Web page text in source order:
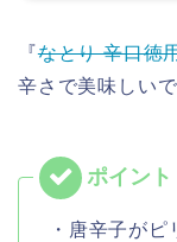
『なとり 辛口徳
辛さで美味しいで
・唐辛子がピ